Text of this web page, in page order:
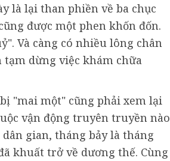
là lại than phiền về ba chục
được một phen khốn đốn.
Và càng có nhiều lông chân
tạm dừng việc khám chữa
"mai một" cũng phải xem lại
vận động truyên truyền
gian, tháng bảy là tháng
khuất trở về dương thế. Cùng